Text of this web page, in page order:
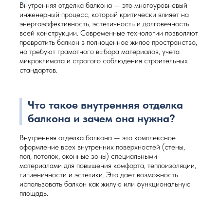
Внутренняя отделка балкона — это многоуровневый
инженерный процесс, который критически влияет на
энергоэффективность, эстетичность и долговечность
всей конструкции. Современные технологии позволяют
превратить балкон в полноценное жилое пространство,
но требуют грамотного выбора материалов, учета
микроклимата и строгого соблюдения строительных
стандартов.
Что такое внутренняя отделка
балкона и зачем она нужна?
Внутренняя отделка балкона — это комплексное
оформление всех внутренних поверхностей (стены,
пол, потолок, оконные зоны) специальными
материалами для повышения комфорта, теплоизоляции,
гигиеничности и эстетики. Это дает возможность
использовать балкон как жилую или функциональную
площадь.